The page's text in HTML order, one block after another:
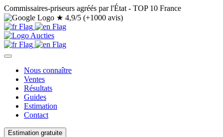
Commissaires-priseurs agréés par l'État - TOP 10 France
★ 4,9/5 (+1000 avis)
Nous connaître
Ventes
Résultats
Guides
Estimation
Contact
Estimation gratuite